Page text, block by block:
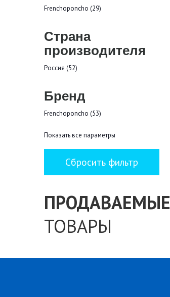
Frenchoponcho (29)
Страна
производителя
Россия (52)
Бренд
Frenchoponcho (53)
Показать все параметры
ПРОДАВАЕМЫЕ
ТОВАРЫ